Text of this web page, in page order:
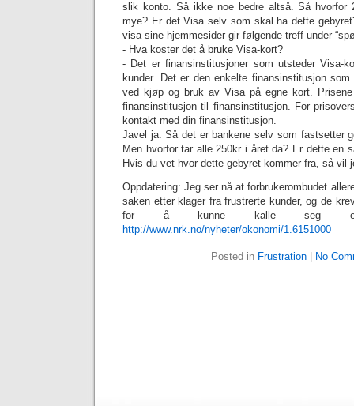
slik konto. Så ikke noe bedre altså. Så hvorfor
mye? Er det Visa selv som skal ha dette
visa sine hjemmesider gir følgende treff under
- Hva koster det å bruke Visa-kort?
- Det er finansinstitusjoner som utsteder Visa-
kunder. Det er den enkelte finansinstitusjon
ved kjøp og bruk av Visa på egne kort.
finansinstitusjon til finansinstitusjon. For
kontakt med din finansinstitusjon.
Javel ja. Så det er bankene selv som fastsetter
Men hvorfor tar alle 250kr i året da? Er dette en
Hvis du vet hvor dette gebyret kommer fra, så vil
Oppdatering: Jeg ser nå at forbrukerombudet
saken etter klager fra frustrerte kunder, og de
for å kunne kalle seg en
http://www.nrk.no/nyheter/okonomi/1.6151000
Posted in Frustration No